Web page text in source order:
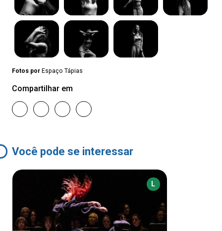
Fotos por Espaço Tápias
Compartilhar em
Você pode se interessar
L